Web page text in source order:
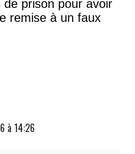
prison pour avoir
remise à un faux
à 14:26